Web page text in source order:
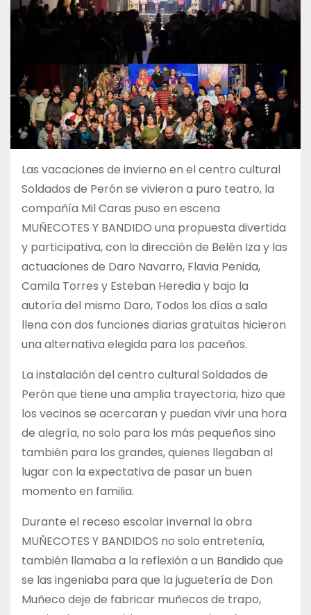
Las vacaciones de invierno en el centro cultural
Soldados de Perón se vivieron a puro teatro, la
compañía Mil Caras puso en escena
MUÑECOTES Y BANDIDO una propuesta divertida
y participativa, con la dirección de Belén Iza y las
actuaciones de Daro Navarro, Flavia Penida,
Camila Torres y Esteban Heredia y bajo la
autoría del mismo Daro, Todos los días a sala
llena con dos funciones diarias gratuitas hicieron
una alternativa elegida para los paceños.
La instalación del centro cultural Soldados de
Perón que tiene una amplia trayectoria, hizo que
los vecinos se acercaran y puedan vivir una hora
de alegría, no solo para los más pequeños sino
también para los grandes, quienes llegaban al
lugar con la expectativa de pasar un buen
momento en familia.
Durante el receso escolar invernal la obra
MUÑECOTES Y BANDIDOS no solo entretenía,
también llamaba a la reflexión a un Bandido que
se las ingeniaba para que la juguetería de Don
Muñeco deje de fabricar muñecos de trapo,